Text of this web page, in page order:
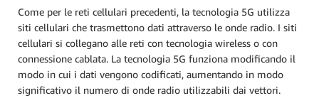
Come per le reti cellulari precedenti, la tecnologia 5G utilizza
siti cellulari che trasmettono dati attraverso le onde radio. I siti
cellulari si collegano alle reti con tecnologia wireless o con
connessione cablata. La tecnologia 5G funziona modificando il
modo in cui i dati vengono codificati, aumentando in modo
significativo il numero di onde radio utilizzabili dai vettori.